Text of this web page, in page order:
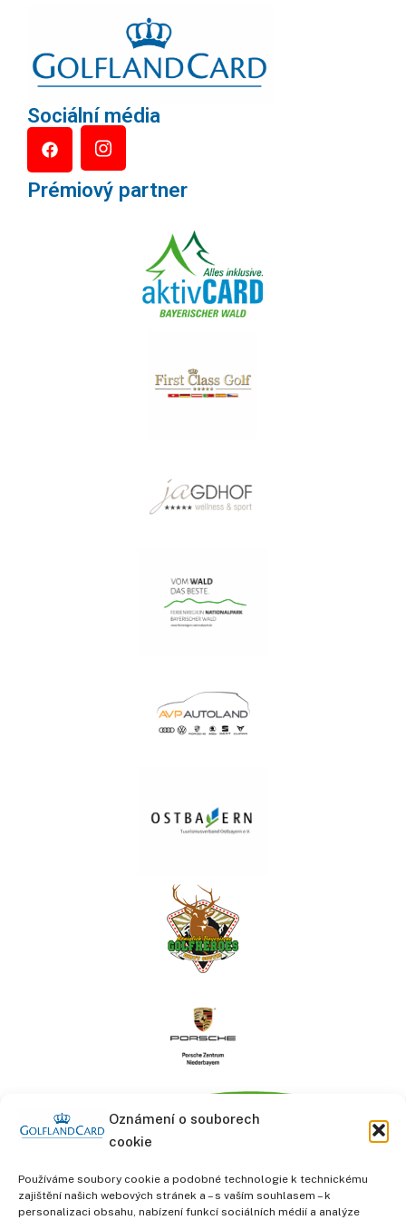
Oznámení o souborech
cookie
Používáme soubory cookie a podobné technologie k technickému
zajištění našich webových stránek a – s vaším souhlasem – k
personalizaci obsahu, nabízení funkcí sociálních médií a analýze
Sociální média
Prémiový partner